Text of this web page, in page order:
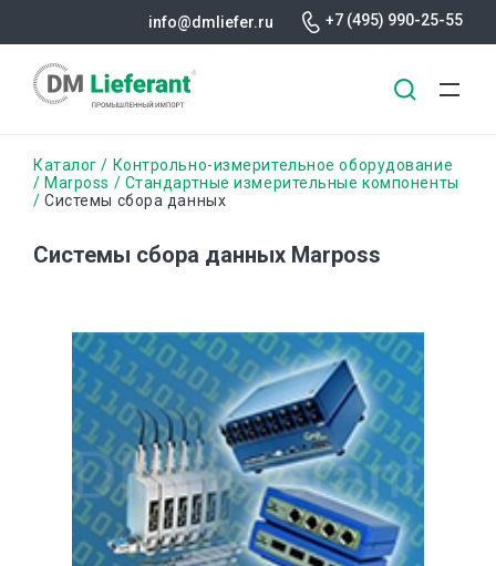
основному
info@dmliefer.ru +7 (495) 990-25-55
Строка
навигации
Каталог
Контрольно-измерительное оборудование
Marposs
Стандартные измерительные компоненты
Системы сбора данных
Системы сбора данных Marposs